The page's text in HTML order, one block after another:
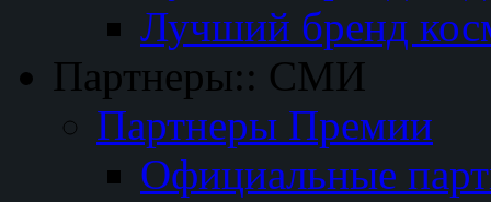
Лучший бренд
Партнеры:: СМИ
Партнеры Премии
Официальные